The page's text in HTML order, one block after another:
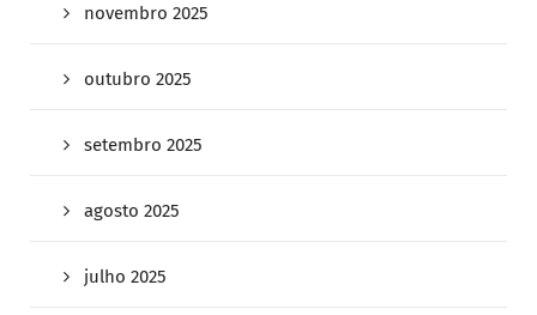
novembro 2025
outubro 2025
setembro 2025
agosto 2025
julho 2025